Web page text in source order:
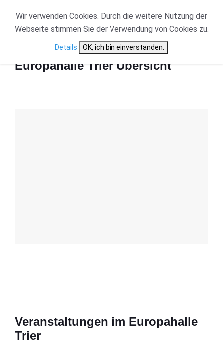
Europahalle Trier Übersicht
Europahalle Trier Übersicht
Veranstaltungen im Europahalle
Trier
Wir verwenden Cookies. Durch die weitere Nutzung der
Webseite stimmen Sie der Verwendung von Cookies zu.
Details OK, ich bin einverstanden.